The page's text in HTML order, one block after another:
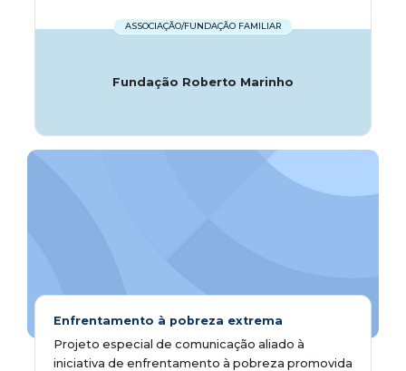
ASSOCIAÇÃO/FUNDAÇÃO FAMILIAR
Fundação Roberto Marinho
Enfrentamento à pobreza extrema
Projeto especial de comunicação aliado à
iniciativa de enfrentamento à pobreza promovida